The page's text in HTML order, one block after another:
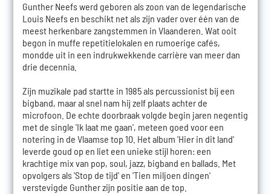
Gunther Neefs werd geboren als zoon van de legendarische
Louis Neefs en beschikt net als zijn vader over één van de
meest herkenbare zangstemmen in Vlaanderen. Wat ooit
begon in muffe repetitielokalen en rumoerige cafés,
mondde uit in een indrukwekkende carrière van meer dan
drie decennia.
Zijn muzikale pad startte in 1985 als percussionist bij een
bigband, maar al snel nam hij zelf plaats achter de
microfoon. De echte doorbraak volgde begin jaren negentig
met de single 'Ik laat me gaan', meteen goed voor een
notering in de Vlaamse top 10. Het album 'Hier in dit land'
leverde goud op en liet een unieke stijl horen: een
krachtige mix van pop, soul, jazz, bigband en ballads. Met
opvolgers als 'Stop de tijd' en 'Tien miljoen dingen'
verstevigde Gunther zijn positie aan de top.